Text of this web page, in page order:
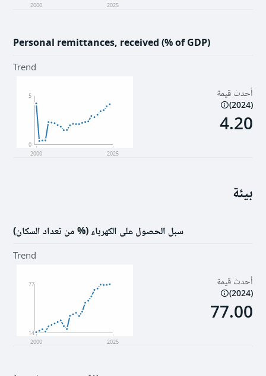
2000 2025
Personal remittances, received (% of GDP)
أحدث قيمة
(
2024
)
4.20
Trend
2000 2025
0
5
بيئة
سبل الحصول على الكهرباء (% من تعداد السكان)
أحدث قيمة
(
2024
)
77.00
Trend
2000 2025
14
77